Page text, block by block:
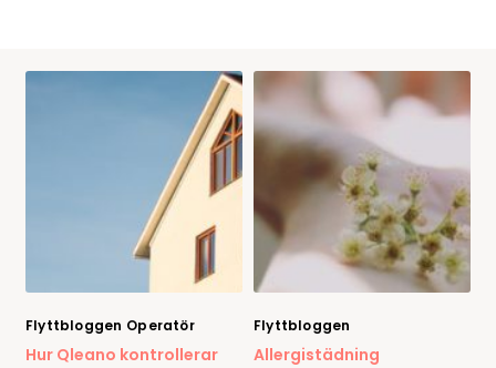
Flyttbloggen Operatör
Hur Qleano kontrollerar
Flyttbloggen
Allergistädning